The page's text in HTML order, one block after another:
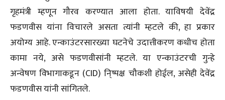
गृहमंत्री म्हणून गौरव करण्यात आला होता. याविषयी देवेंद्र
फडणवीस यांना विचारले असता त्यांनी म्हटले की, हा प्रकार
अयोग्य आहे. एन्काउंटरसारख्या घटनेचे उदात्तीकरण कधीच होता
कामा नये, असे फडणवीसांनी म्हटले. या एन्काउंटरची गुन्हे
अन्वेषण विभागाकडून (CID) नि्ष्पक्ष चौकशी होईल, असेही देवेंद्र
फडणवीस यांनी सांगितले.